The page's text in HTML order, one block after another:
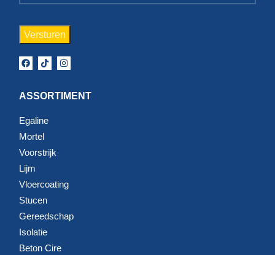
ASSORTIMENT
Egaline
Mortel
Voorstrijk
Lijm
Vloercoating
Stucen
Gereedschap
Isolatie
Beton Cire